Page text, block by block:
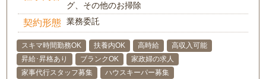
グ、その他のお掃除
契約形態 業務委託
スキマ時間勤務OK 扶養内OK 高時給
高収入可能
昇給･昇格あり
ブランクOK
家政婦の求人
家事代行スタッフ募集
ハウスキーパー募集